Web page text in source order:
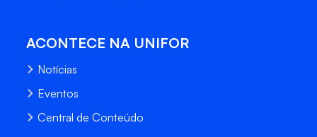
ACONTECE NA UNIFOR
Notícias
Eventos
Central de Conteúdo